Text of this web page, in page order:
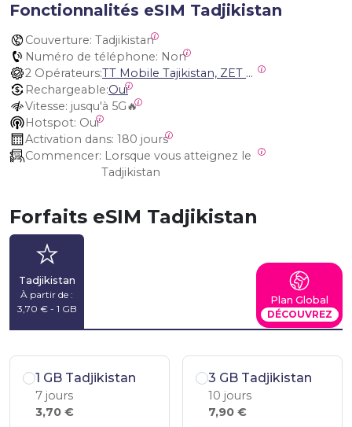
Fonctionnalités eSIM Tadjikistan
Couverture: Tadjikistan
Numéro de téléphone: Non
2 Opérateurs:
TT Mobile Tajikistan, ZET Mobile Tajikistan
Rechargeable:Oui
Vitesse: jusqu'à 5G🔥
Hotspot: Oui
Activation dans: 180 jours
Commencer:
Tadjikistan
Forfaits eSIM Tadjikistan
Tadjikistan
À partir de :
3,70 € - 1 GB
Plan Global
DÉCOUVREZ
1 GB Tadjikistan
7 jours
3,70 €
3 GB Tadjikistan
10 jours
7,90 €